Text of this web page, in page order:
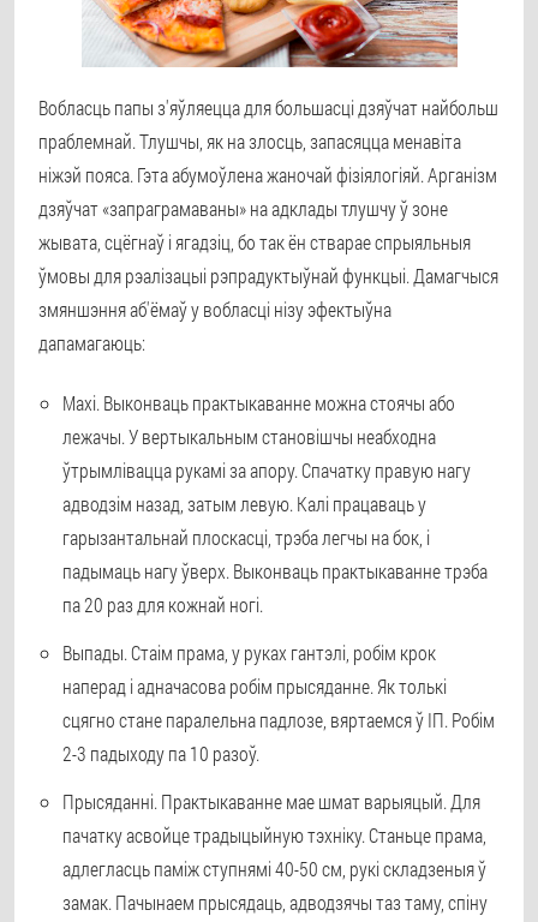
Вобласць папы з'яўляецца для большасці дзяўчат найбольш
праблемнай. Тлушчы, як на злосць, запасяцца менавіта
ніжэй пояса. Гэта абумоўлена жаночай фізіялогіяй. Арганізм
дзяўчат «запраграмаваны» на адклады тлушчу ў зоне
жывата, сцёгнаў і ягадзіц, бо так ён стварае спрыяльныя
ўмовы для рэалізацыі рэпрадуктыўнай функцыі. Дамагчыся
змяншэння аб'ёмаў у вобласці нізу эфектыўна
дапамагаюць:
Махі. Выконваць практыкаванне можна стоячы або
лежачы. У вертыкальным становішчы неабходна
ўтрымлівацца рукамі за апору. Спачатку правую нагу
адводзім назад, затым левую. Калі працаваць у
гарызантальнай плоскасці, трэба легчы на бок, і
падымаць нагу ўверх. Выконваць практыкаванне трэба
па 20 раз для кожнай ногі.
Выпады. Стаім прама, у руках гантэлі, робім крок
наперад і адначасова робім прысяданне. Як толькі
сцягно стане паралельна падлозе, вяртаемся ў ІП. Робім
2-3 падыходу па 10 разоў.
Прысяданні. Практыкаванне мае шмат варыяцый. Для
пачатку асвойце традыцыйную тэхніку. Станьце прама,
адлегласць паміж ступнямі 40-50 см, рукі складзеныя ў
замак. Пачынаем прысядаць, адводзячы таз таму, спіну